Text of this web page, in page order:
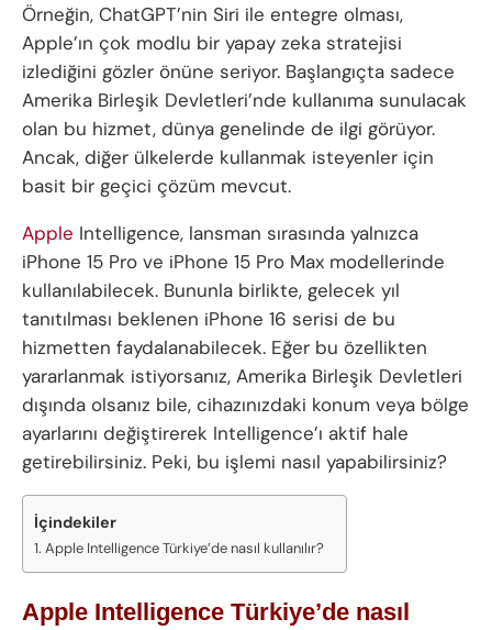
Örneğin, ChatGPT’nin Siri ile entegre olması,
Apple’ın çok modlu bir yapay zeka stratejisi
izlediğini gözler önüne seriyor. Başlangıçta sadece
Amerika Birleşik Devletleri’nde kullanıma sunulacak
olan bu hizmet, dünya genelinde de ilgi görüyor.
Ancak, diğer ülkelerde kullanmak isteyenler için
basit bir geçici çözüm mevcut.
Apple Intelligence, lansman sırasında yalnızca
iPhone 15 Pro ve iPhone 15 Pro Max modellerinde
kullanılabilecek. Bununla birlikte, gelecek yıl
tanıtılması beklenen iPhone 16 serisi de bu
hizmetten faydalanabilecek. Eğer bu özellikten
yararlanmak istiyorsanız, Amerika Birleşik Devletleri
dışında olsanız bile, cihazınızdaki konum veya bölge
ayarlarını değiştirerek Intelligence’ı aktif hale
getirebilirsiniz. Peki, bu işlemi nasıl yapabilirsiniz?
İçindekiler
Apple Intelligence Türkiye’de nasıl kullanılır?
Apple Intelligence Türkiye’de nasıl